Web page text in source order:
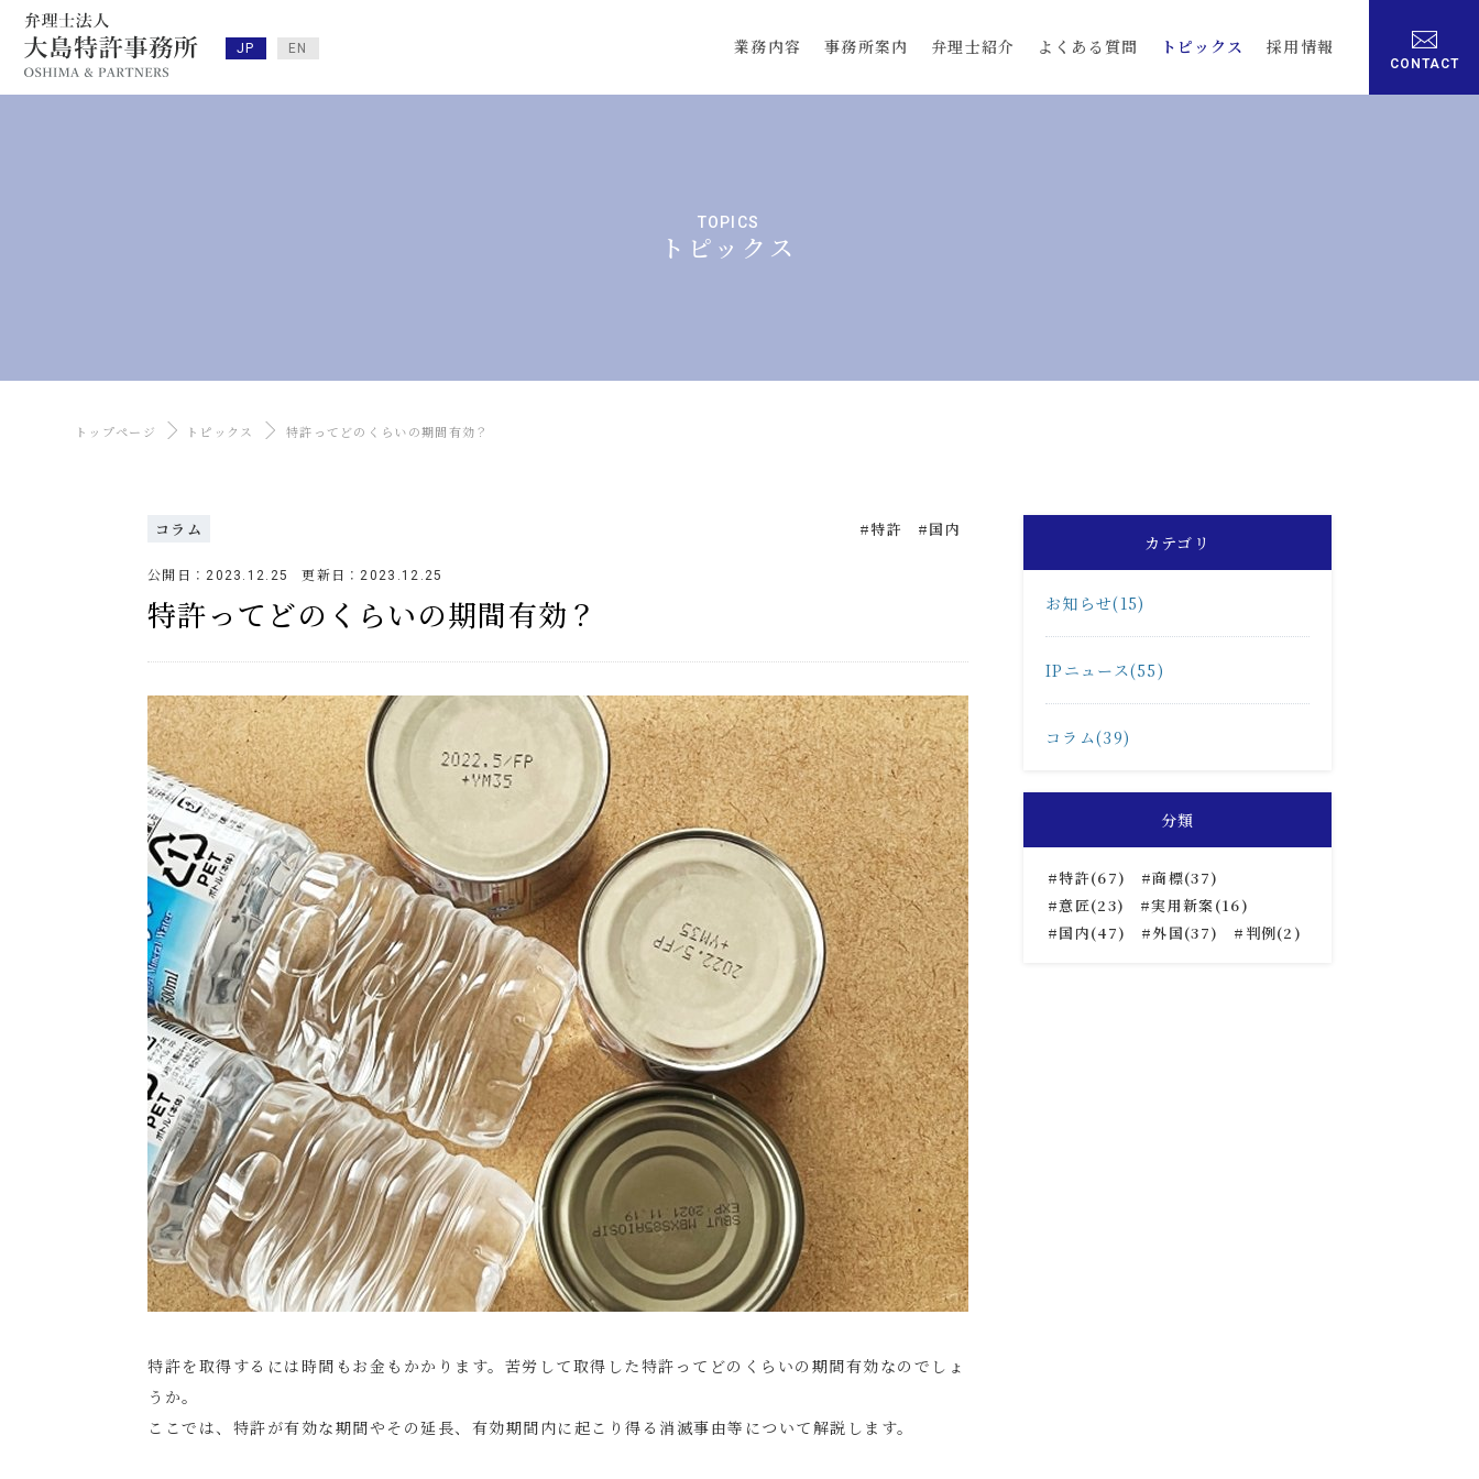
業務内容 事務所案内 弁理士紹介 よくある質問 トピックス 採用情報
CONTACT
JP EN
TOPICS
トピックス
トップページ トピックス 特許ってどのくらいの期間有効？
コラム 特許 国内
公開日： 2023.12.25 更新日： 2023.12.25
特許ってどのくらいの期間有効？
特許を取得するには時間もお金もかかります。苦労して取得した特許ってどのくらいの期間有効なのでしょ
うか。
ここでは、特許が有効な期間やその延長、有効期間内に起こり得る消滅事由等について解説します。
カテゴリ
お知らせ(15)
IPニュース(55)
コラム(39)
分類
特許(67)
商標(37)
意匠(23)
実用新案(16)
国内(47)
外国(37) 判例(2)